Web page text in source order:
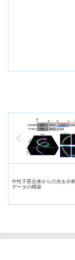
中性子星合体からの光を分
データの構築